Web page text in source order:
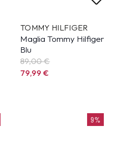
TOMMY HILFIGER
Maglia Tommy Hilfiger
Blu
89,00 €
79,99€
9%